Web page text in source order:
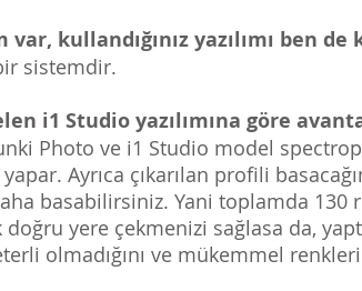
kullandığınız yazılımı ben
sistemdir.
i1 Studio yazılımına göre
Photo ve i1 Studio model
Ayrıca çıkarılan profili
basabilirsiniz. Yani toplamda 130
yere çekmenizi sağlasa da,
olmadığını ve mükemmel